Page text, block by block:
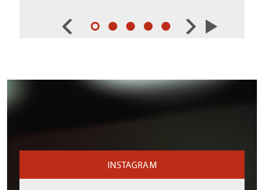
INSTAGRAM